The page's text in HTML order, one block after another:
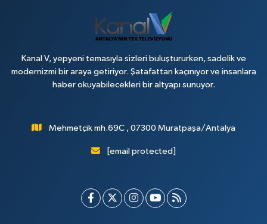
Kanal V, yepyeni temasıyla sizleri buluştururken, sadelik ve
modernizmi bir araya getiriyor. Şatafattan kaçınıyor ve insanlara
haber okuyabilecekleri bir altyapı sunuyor.
Mehmetçik mh.69C , 07300 Muratpaşa/Antalya
[email protected]